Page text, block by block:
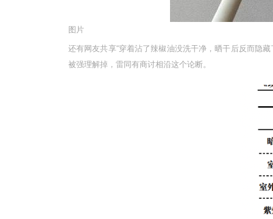
图片
还有网友共享“穿着沾了辣椒油没洗干净，晒干后反而隐
被强理解掉，雷同有商讨相沿这个论断。